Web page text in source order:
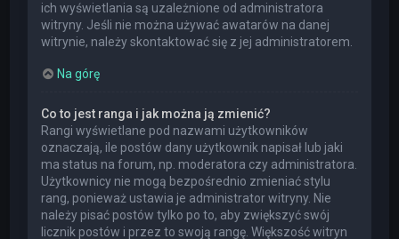
ich wyświetlania są uzależnione od administratora
witryny. Jeśli nie można używać awatarów na danej
witrynie, należy skontaktować się z jej administratorem.
Na górę
Co to jest ranga i jak można ją zmienić?
Rangi wyświetlane pod nazwami użytkowników
oznaczają, ile postów dany użytkownik napisał lub jaki
ma status na forum, np. moderatora czy administratora.
Użytkownicy nie mogą bezpośrednio zmieniać stylu
rang, ponieważ ustawia je administrator witryny. Nie
należy pisać postów tylko po to, aby zwiększyć swój
licznik postów i przez to swoją rangę. Większość witryn